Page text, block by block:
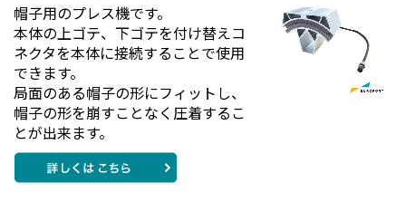
帽子用のプレス機です。
本体の上ゴテ、下ゴテを付け替えコ
ネクタを本体に接続することで使用
できます。
局面のある帽子の形にフィットし、
帽子の形を崩すことなく圧着するこ
とが出来ます。